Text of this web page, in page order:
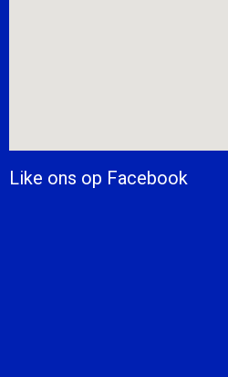
Like ons op Facebook